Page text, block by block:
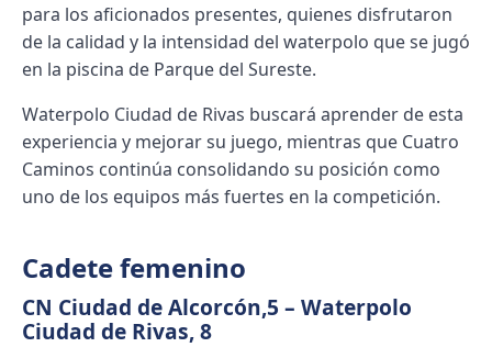
para los aficionados presentes, quienes disfrutaron
de la calidad y la intensidad del waterpolo que se jugó
en la piscina de Parque del Sureste.
Waterpolo Ciudad de Rivas buscará aprender de esta
experiencia y mejorar su juego, mientras que Cuatro
Caminos continúa consolidando su posición como
uno de los equipos más fuertes en la competición.
Cadete femenino
CN Ciudad de Alcorcón,5 – Waterpolo
Ciudad de Rivas, 8